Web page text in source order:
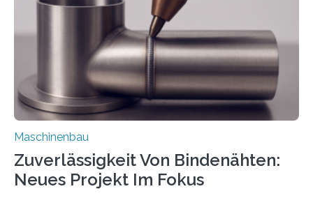
besser in spezifische Unternehmensprozesse
einzubinden. Sankt Augustin – Zur Messe FACHPACK
vom 23. bis 25. September in Nürnberg…
Maschinenbau
Zuverlässigkeit Von Bindenähten:
Neues Projekt Im Fokus